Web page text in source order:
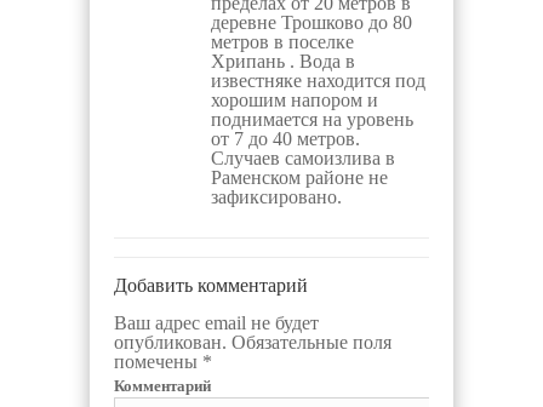
деревне Трошково до 80
метров в поселке
Хрипань . Вода в
известняке находится под
хорошим напором и
поднимается на уровень
от 7 до 40 метров.
Случаев самоизлива в
Раменском районе не
зафиксировано.
Добавить комментарий
Ваш адрес email не будет
опубликован. Обязательные поля
помечены *
Комментарий